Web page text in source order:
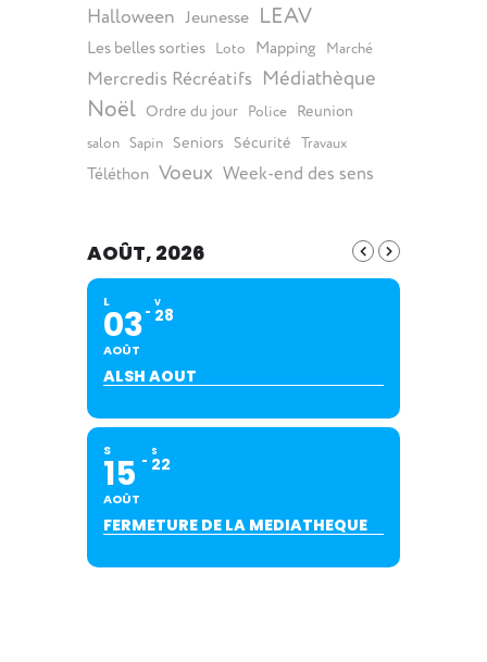
Halloween Jeunesse LEAV
Les belles sorties Loto Mapping Marché
Mercredis Récréatifs Médiathèque
Noël Ordre du jour Police Reunion
salon Sapin Seniors Sécurité Travaux
Téléthon Voeux Week-end des sens
AOÛT, 2026
L
03
AOÛT
V
28
ALSH AOUT
S
15
AOÛT
S
22
FERMETURE DE LA MEDIATHEQUE